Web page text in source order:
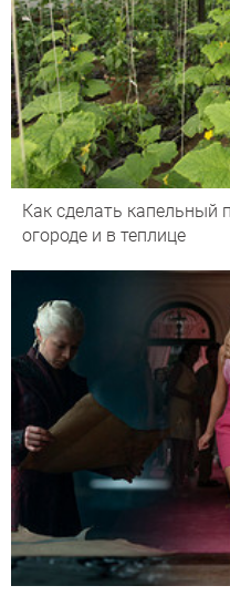
Как сделать капельный
огороде и в теплице